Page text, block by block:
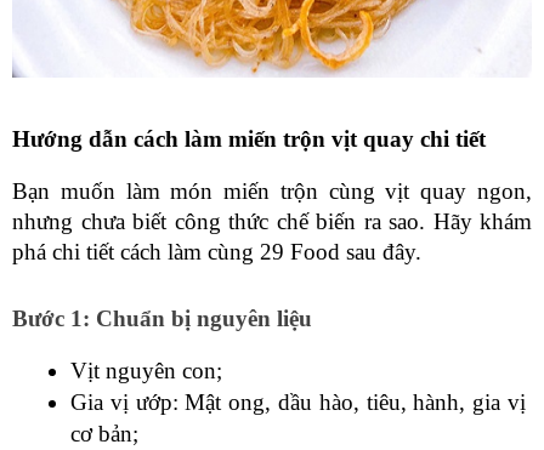
Hướng dẫn cách làm miến trộn vịt quay chi tiết
Bạn muốn làm món miến trộn cùng vịt quay ngon,
nhưng chưa biết công thức chế biến ra sao. Hãy khám
phá chi tiết cách làm cùng 29 Food sau đây.
Bước 1: Chuẩn bị nguyên liệu
Vịt nguyên con;
Gia vị ướp: Mật ong, dầu hào, tiêu, hành, gia vị
cơ bản;